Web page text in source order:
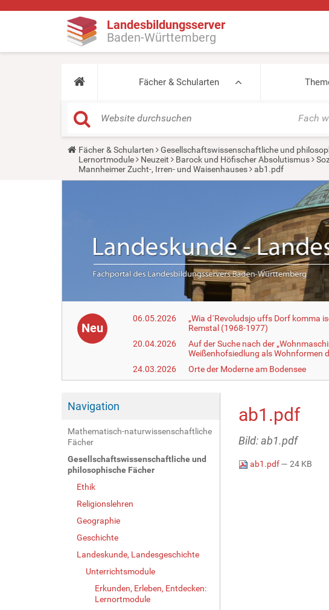
Landesbildungsserver
Baden-Württemberg
Fächer & Schularten
Fach
Y
a
Fächer & Schularten Gesellschaftswissenschaftliche und
Lernortmodule
Neuzeit Barock und Höfischer Absolutismus
Mannheimer Zucht-, Irren- und Waisenhauses
ab1.pdf
Neu
06.05.2026
„Wia d´Revoludsjo uffs Dorf komma
Remstal (1968-1977)
20.04.2026
Auf der Suche nach der
Weißenhofsiedlung als Wohnformen
24.03.2026
Orte der Moderne am Bodensee
Navigation
Mathematisch-naturwissenschaftliche
Fächer
Gesellschaftswissenschaftliche und
philosophische Fächer
Ethik
Religionslehren
Geographie
Geschichte
Landeskunde, Landesgeschichte
Unterrichtsmodule
Erkunden, Erleben, Entdecken:
Lernortmodule
ab1.pdf
Bild: ab1.pdf
ab1.pdf— 24 KB